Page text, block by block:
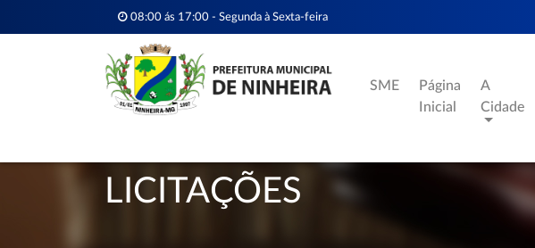
08:00 ás 17:00 - Segunda à Sexta-feira
SME
Página
Inicial
A
Cidade
LICITAÇÕES